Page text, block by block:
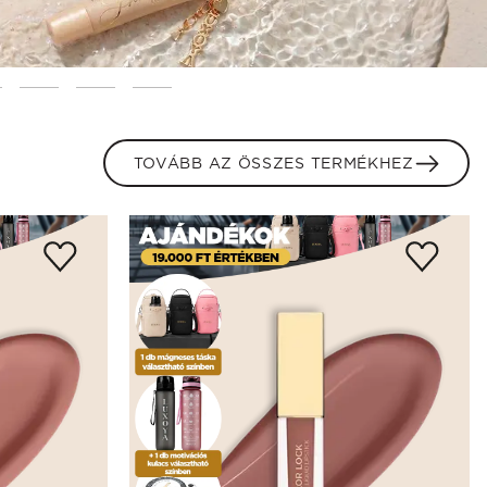
TOVÁBB AZ ÖSSZES TERMÉKHEZ